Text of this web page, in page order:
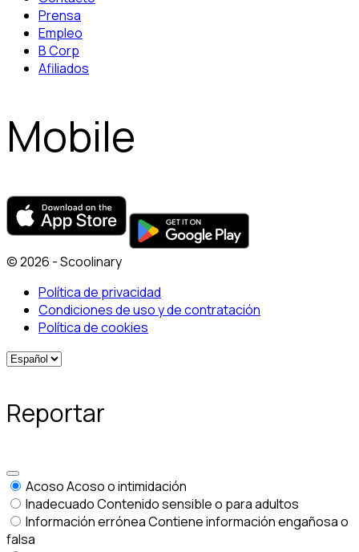
Prensa
Empleo
B Corp
Afiliados
Mobile
© 2026 - Scoolinary
Política de privacidad
Condiciones de uso y de contratación
Política de cookies
Reportar
AcosoAcoso o intimidación
InadecuadoContenido sensible o para adultos
Información erróneaContiene información engañosa o
falsa